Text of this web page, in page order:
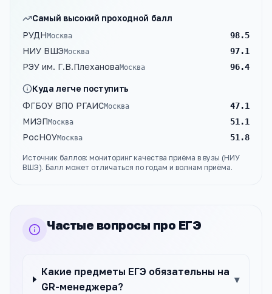
Самый высокий проходной балл
РУДНМосква 98.5
НИУ ВШЭМосква 97.1
РЭУ им. Г.В.ПлехановаМосква 96.4
Куда легче поступить
ФГБОУ ВПО РГАИСМосква 47.1
МИЭПМосква 51.1
РосНОУМосква 51.8
Источник баллов: мониторинг качества приёма в вузы (НИУ
ВШЭ). Балл может отличаться по годам и волнам приёма.
Частые вопросы про ЕГЭ
Какие предметы ЕГЭ обязательны на
GR-менеджера?
▾